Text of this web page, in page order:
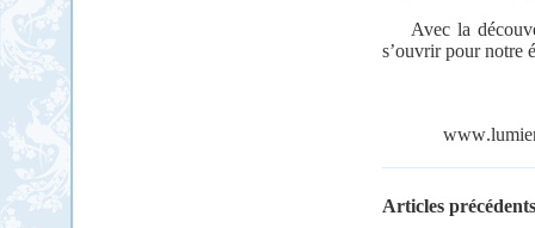
Avec la
s’ouvrir pour notre
www.
Articles